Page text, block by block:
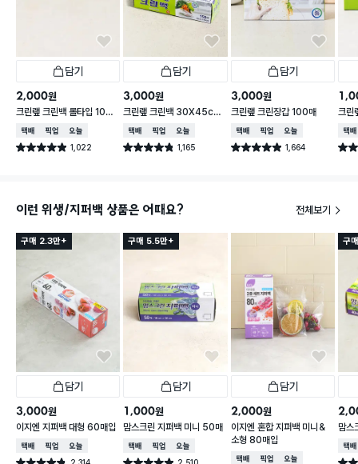
담기
2,000원
크린랲 크린백 롤타입 100
매 30X40 cm
택배배송매장픽업오늘배송
별점 4.9점 1,022
건 작성
담기
3,000원
크린랲 크린백 30X45cm
150매
택배배송매장픽업오늘배송
별점 4.8점 1,165
건 작성
담기
3,000원
크린랲 크린장갑 100매
택배배송매장픽업오늘배송
별점 4.9점 1,664
건 작성
크
100
택배
별점
이런 위생/지퍼백 상품은 어때요? 전체보기
구매 2.3만+
담기
3,000원
이지엔 지퍼백 대형 60매입
택배배송매장픽업오늘배송
구매 5.5만+
담기
1,000원
맘스크린 지퍼백 미니 50매
택배배송매장픽업오늘배송
담기
2,000원
이지엔 혼합 지퍼백 미니＆
소형 80매입
택배배송매장픽업오늘배송
구
맘스
택배